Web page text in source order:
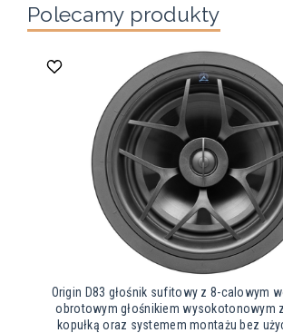
Polecamy produkty
Origin D83 głośnik sufitowy z 8-calowym
obrotowym głośnikiem wysokotonowym
kopułką oraz systemem montażu bez